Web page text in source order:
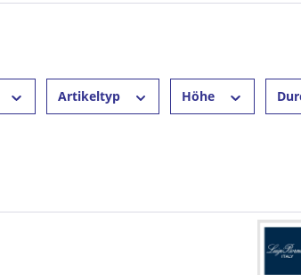
Artikeltyp Höhe